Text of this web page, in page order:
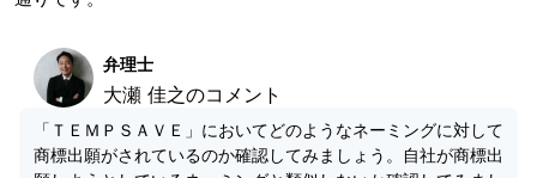
弁理士
大瀬 佳之のコメント
「ＴＥＭＰＳＡＶＥ」においてどのようなネーミングに対して
商標出願がされているのか確認してみましょう。自社が商標出